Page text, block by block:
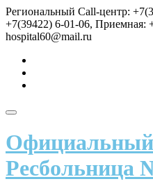
Перейти
к
содержимому
Региональный Call-центр:
+7(39422) 6-01-06, Приемная:
hospital60@mail.ru
Показать/
навигацию
Ресбольница